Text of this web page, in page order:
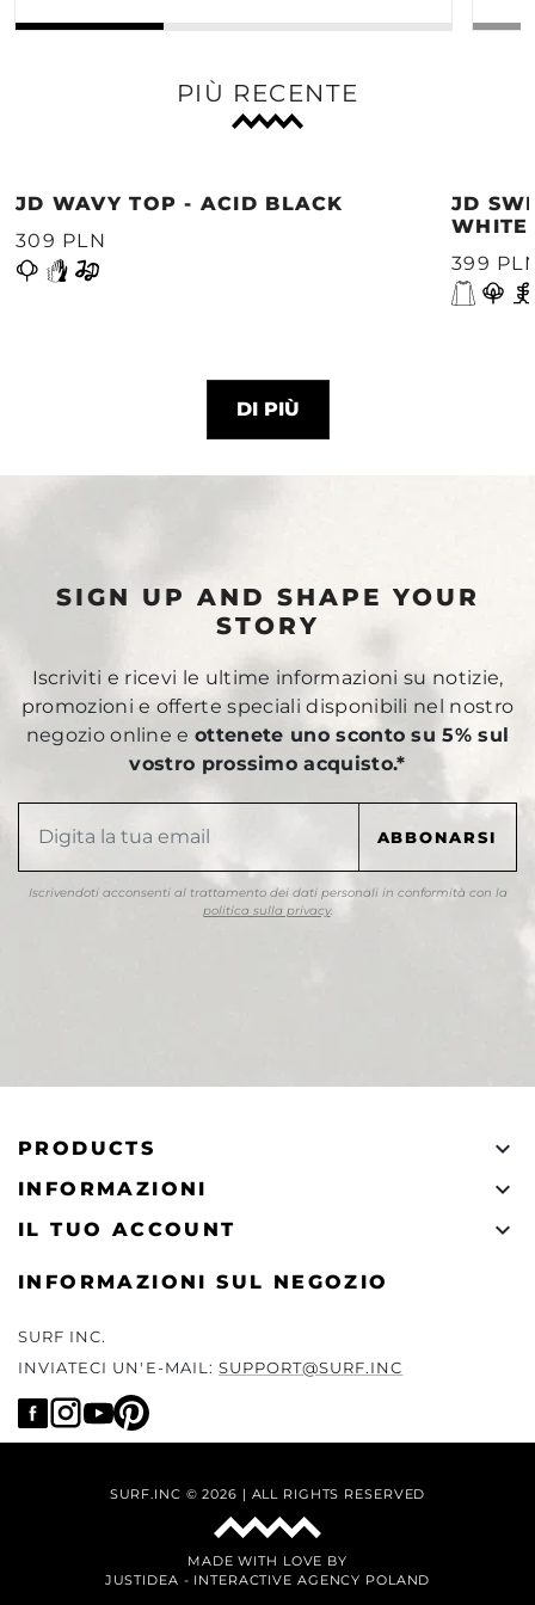
PIÙ RECENTE
JD WAVY TOP - ACID BLACK
309 PLN
JD
WHITE
399
DI PIÙ
SIGN UP AND SHAPE YOUR
STORY
Iscriviti e ricevi le ultime informazioni su notizie,
promozioni e offerte speciali disponibili nel nostro
negozio online eottenete uno sconto su 5% sul
vostro prossimo acquisto.*
Iscrivendoti acconsenti al trattamento dei dati personali in conformità con la
politica sulla privacy.
PRODUCTS 
INFORMAZIONI 
IL TUO ACCOUNT 
INFORMAZIONI SUL NEGOZIO
SURF INC.
INVIATECI UN'E-MAIL: SUPPORT@SURF.INC
SURF.INC © 2026 | ALL RIGHTS RESERVED
MADE WITH LOVE BY
JUSTIDEA - INTERACTIVE AGENCY POLAND